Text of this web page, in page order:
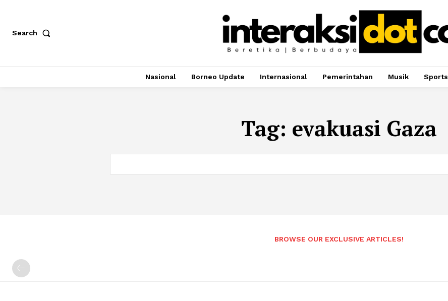
Search
Nasional Borneo Update Internasional Pemerintahan Musik Sports
Tag: evakuasi Gaza
BROWSE OUR EXCLUSIVE ARTICLES!